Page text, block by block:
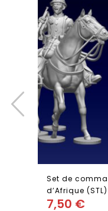
Set de
d’Afrique (STL)
7,50 €